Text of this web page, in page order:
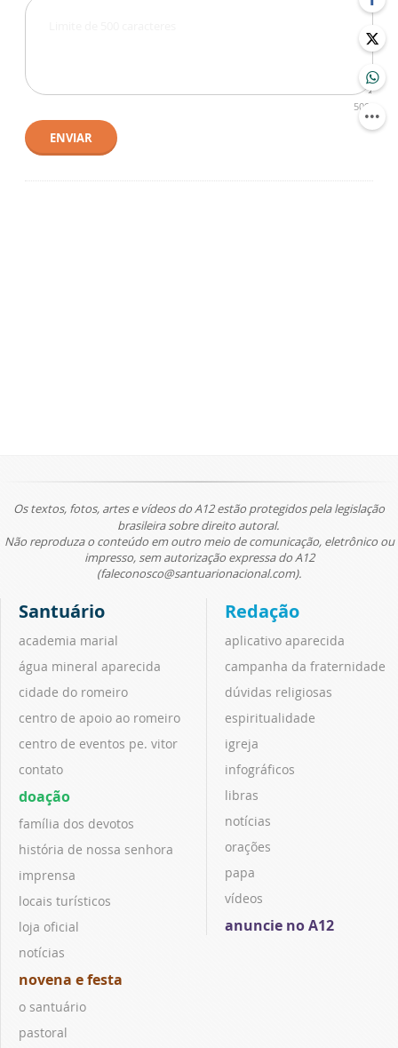
500
ENVIAR
Os textos, fotos, artes e vídeos do A12 estão protegidos pela legislação
brasileira sobre direito autoral.
Não reproduza o conteúdo em outro meio de comunicação, eletrônico ou
impresso, sem autorização expressa do A12
(faleconosco@santuarionacional.com).
Santuário
academia marial
água mineral aparecida
cidade do romeiro
centro de apoio ao romeiro
centro de eventos pe. vitor
contato
doação
família dos devotos
história de nossa senhora
imprensa
locais turísticos
loja oficial
notícias
novena e festa
o santuário
pastoral
Redação
aplicativo aparecida
campanha da fraternidade
dúvidas religiosas
espiritualidade
igreja
infográficos
libras
notícias
orações
papa
vídeos
anuncie no A12